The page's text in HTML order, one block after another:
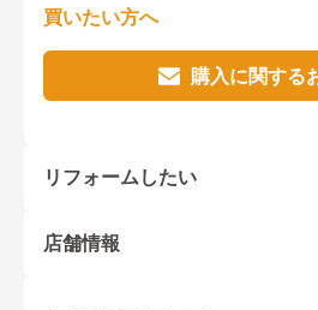
買いたい方へ
購入に関する
リフォームしたい
店舗情報